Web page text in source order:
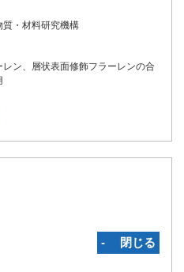
質・材料研究機構
ン、層状表面修飾フラーレンの合
‐ 閉じる